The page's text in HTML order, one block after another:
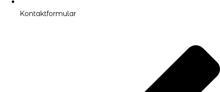
Kontaktformular